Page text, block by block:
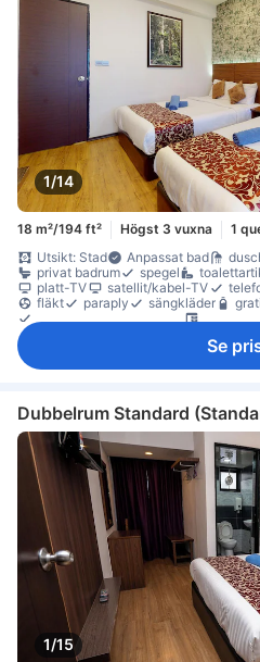
1/14
18 m²/194 ft² Högst 3 vuxna
1
Utsikt: Stad
Anpassat bad
privat badrum
spegel
platt-TV
satellit/kabel-TV
fläkt
paraply sängkläder
Rökpolicy - rökfria rum tillgängliga
Se
Dubbelrum Standard
1/15